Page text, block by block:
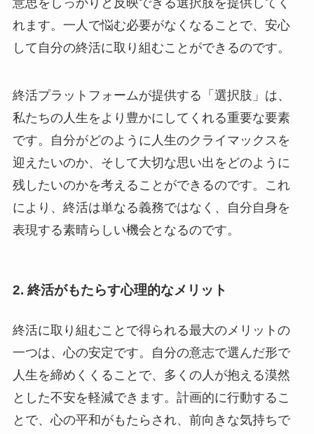
意思をしっかりと反映できる選択肢を提供してく
れます。一人で悩む必要がなくなることで、安心
して自分の終活に取り組むことができるのです。
終活プラットフォームが提供する「選択肢」は、
私たちの人生をより豊かにしてくれる重要な要素
です。自分がどのように人生のクライマックスを
迎えたいのか、そして大切な思い出をどのように
残したいのかを考えることができるのです。これ
により、終活は単なる義務ではなく、自分自身を
表現する素晴らしい機会となるのです。
2. 終活がもたらす心理的なメリット
終活に取り組むことで得られる最大のメリットの
一つは、心の安定です。自分の意志で選んだ形で
人生を締めくくることで、多くの人が抱える漠然
とした不安を軽減できます。計画的に行動するこ
とで、心の平和がもたらされ、前向きな気持ちで